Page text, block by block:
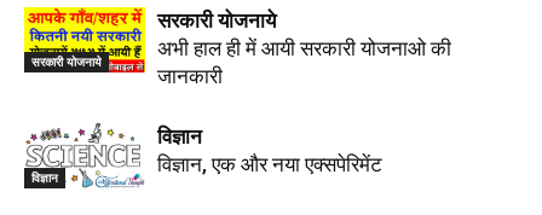
सरकारी योजनाये
सरकारी योजनाये
अभी हाल ही में आयी सरकारी योजनाओ की
जानकारी
विज्ञान
विज्ञान
विज्ञान, एक और नया एक्सपेरिमेंट